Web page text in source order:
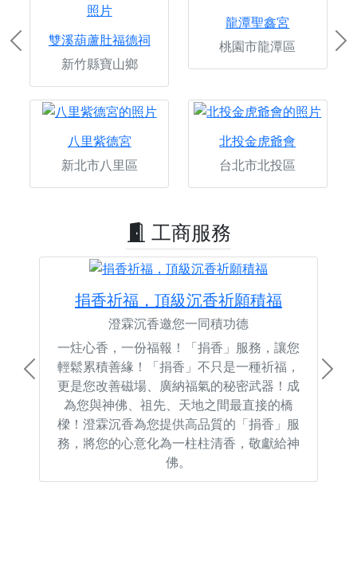
雙溪葫蘆肚福德祠
新竹縣寶山鄉
龍潭聖鑫宮
桃園市龍潭區
八里紫德宮
新北市八里區
北投金虎爺會
台北市北投區
Previous
工商服務
捐香祈福，頂級沉香祈願積福
澄霖沉香邀您一同積功德
一炷心香，一份福報！「捐香」服務，讓您
輕鬆累積善緣！「捐香」不只是一種祈福，
更是您改善磁場、廣納福氣的秘密武器！成
為您與神佛、祖先、天地之間最直接的橋
樑！澄霖沉香為您提供高品質的「捐香」服
務，將您的心意化為一柱柱清香，敬獻給神
佛。
Previous Next